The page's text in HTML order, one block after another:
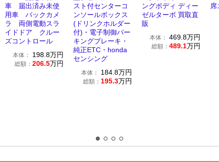
車 届出済み未使
用車 バックカメ
ラ 両側電動スラ
イドドア クルー
ズコントロール
本体： 198.8万円
総額： 206.5万円
スト付センターコ
ンソールボックス
(ドリンクホルダー
付)・電子制御パー
キングブレーキ・
純正ETC・honda
センシング
本体： 184.8万円
総額： 195.3万円
ングボディ ディー
ゼルターボ 買取直
販
本体： 469.8万円
総額： 489.1万円